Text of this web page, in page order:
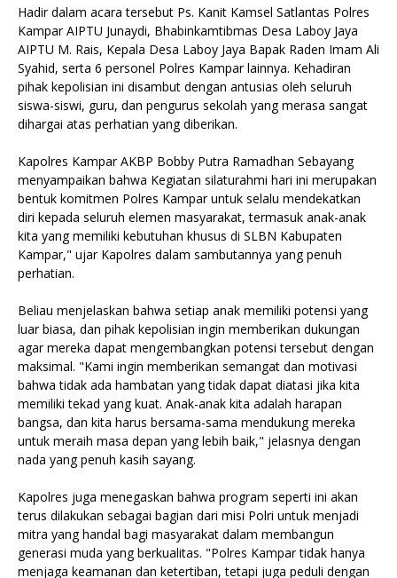
Hadir dalam acara tersebut Ps. Kanit Kamsel Satlantas Polres
Kampar AIPTU Junaydi, Bhabinkamtibmas Desa Laboy Jaya
AIPTU M. Rais, Kepala Desa Laboy Jaya Bapak Raden Imam Ali
Syahid, serta 6 personel Polres Kampar lainnya. Kehadiran
pihak kepolisian ini disambut dengan antusias oleh seluruh
siswa-siswi, guru, dan pengurus sekolah yang merasa sangat
dihargai atas perhatian yang diberikan.
Kapolres Kampar AKBP Bobby Putra Ramadhan Sebayang
menyampaikan bahwa Kegiatan silaturahmi hari ini merupakan
bentuk komitmen Polres Kampar untuk selalu mendekatkan
diri kepada seluruh elemen masyarakat, termasuk anak-anak
kita yang memiliki kebutuhan khusus di SLBN Kabupaten
Kampar," ujar Kapolres dalam sambutannya yang penuh
perhatian.
Beliau menjelaskan bahwa setiap anak memiliki potensi yang
luar biasa, dan pihak kepolisian ingin memberikan dukungan
agar mereka dapat mengembangkan potensi tersebut dengan
maksimal. "Kami ingin memberikan semangat dan motivasi
bahwa tidak ada hambatan yang tidak dapat diatasi jika kita
memiliki tekad yang kuat. Anak-anak kita adalah harapan
bangsa, dan kita harus bersama-sama mendukung mereka
untuk meraih masa depan yang lebih baik," jelasnya dengan
nada yang penuh kasih sayang.
Kapolres juga menegaskan bahwa program seperti ini akan
terus dilakukan sebagai bagian dari misi Polri untuk menjadi
mitra yang handal bagi masyarakat dalam membangun
generasi muda yang berkualitas. "Polres Kampar tidak hanya
menjaga keamanan dan ketertiban, tetapi juga peduli dengan